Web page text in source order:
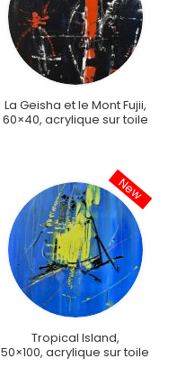
La Geisha et le Mont Fujii,
60×40, acrylique sur toile
Tropical Island,
50×100, acrylique sur toile